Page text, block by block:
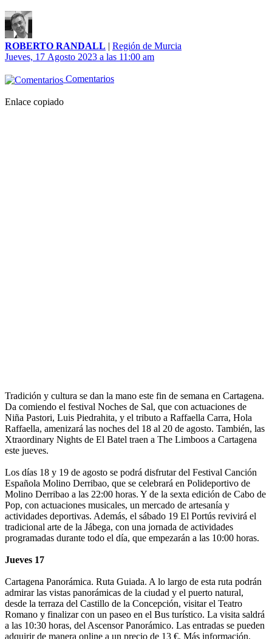
ROBERTO RANDALL | Región de Murcia
Jueves, 17 Agosto 2023 a las 11:00 am
Comentarios
Enlace copiado
Tradición y cultura se dan la mano este fin de semana en Cartagena.
Da comiendo el festival Noches de Sal, que con actuaciones de
Niña Pastori, Luis Piedrahita, y el tributo a Raffaella Carra, Hola
Raffaella, amenizará las noches del 18 al 20 de agosto. También, las
Xtraordinary Nights de El Batel traen a The Limboos a Cartagena
este jueves.
Los días 18 y 19 de agosto se podrá disfrutar del Festival Canción
Española Molino Derribao, que se celebrará en Polideportivo de
Molino Derribao a las 22:00 horas. Y de la sexta edición de Cabo de
Pop, con actuaciones musicales, un mercado de artesanía y
actividades deportivas. Además, el sábado 19 El Portús revivirá el
tradicional arte de la Jábega, con una jornada de actividades
programadas durante todo el día, que empezarán a las 10:00 horas.
Jueves 17
Cartagena Panorámica. Ruta Guiada. A lo largo de esta ruta podrán
admirar las vistas panorámicas de la ciudad y el puerto natural,
desde la terraza del Castillo de la Concepción, visitar el Teatro
Romano y finalizar con un paseo en el Bus turístico. La visita saldrá
a las 10:30 horas, del Ascensor Panorámico. Las entradas se pueden
adquirir de manera online a un precio de 13 €. Más información.